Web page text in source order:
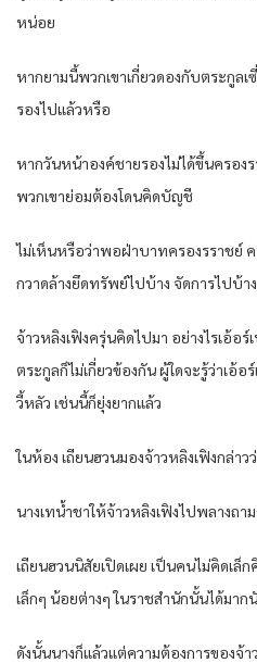
หน่อย
หากยามนี้พวกเขาเกี่ยวดองกับตระกูลเ
รองไปแล้วหรือ
หากวันหน้าองค์ชายรองไม่ได้ขึ้นครอง
พวกเขาย่อมต้องโดนคิดบัญชี
ไม่เห็นหรือว่าพอฝ่าบาทครองรราชย์
กวาดล้างยึดทรัพย์ไปบ้าง จัดการไปบ้าง
จ้าวหลิงเฟิงครุ่นคิดไปมา อย่างไรเอ้อ
ตระกูลก็ไม่เกี่ยวข้องกัน ผู้ใดจะรู้ว่าเอ้
วี้หลัว เช่นนี้ก็ยุ่งยากแล้ว
ในห้อง เถียนฮวนมองจ้าวหลิงเฟิงกล่าว
นางเทน้ำชาให้จ้าวหลิงเฟิงไปพลางถา
เถียนฮวนนิสัยเปิดเผย เป็นคนไม่คิดเล็ก
เล็กๆ น้อยต่างๆ ในราชสำนักนั้นได้มาก
ดังนั้นนางก็แล้วแต่ความต้องการของจ้า